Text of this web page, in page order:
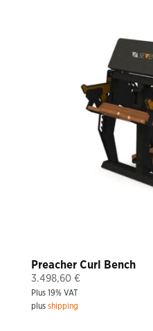
Preacher Curl Bench
3.498,60 €
Plus 19% VAT
plus shipping